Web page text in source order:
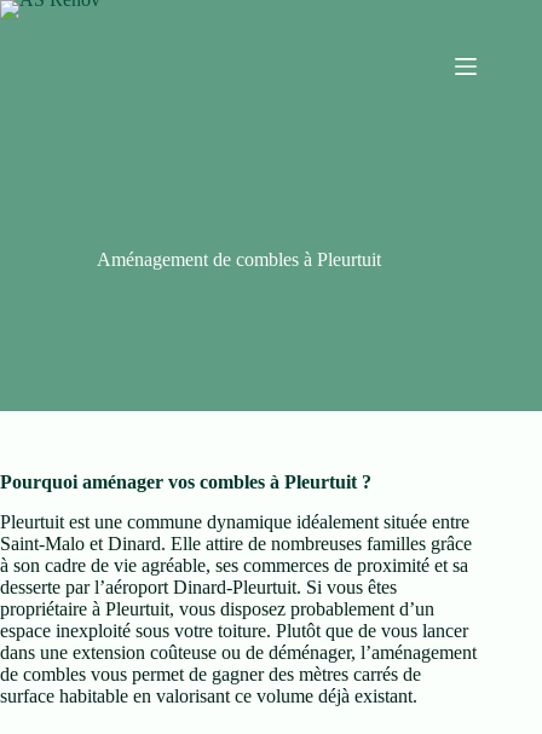
Aménagement de combles à Pleurtuit
Pourquoi aménager vos combles à Pleurtuit ?
Pleurtuit est une commune dynamique idéalement située entre
Saint-Malo et Dinard. Elle attire de nombreuses familles grâce
à son cadre de vie agréable, ses commerces de proximité et sa
desserte par l’aéroport Dinard-Pleurtuit. Si vous êtes
propriétaire à Pleurtuit, vous disposez probablement d’un
espace inexploité sous votre toiture. Plutôt que de vous lancer
dans une extension coûteuse ou de déménager, l’aménagement
de combles vous permet de gagner des mètres carrés de
surface habitable en valorisant ce volume déjà existant.